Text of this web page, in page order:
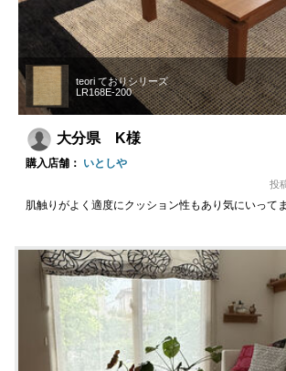
teori ておりシリーズ
LR168E-200
大分県 K様
購入店舗： いとしや
投
肌触りがよく適度にクッション性もあり気にいって